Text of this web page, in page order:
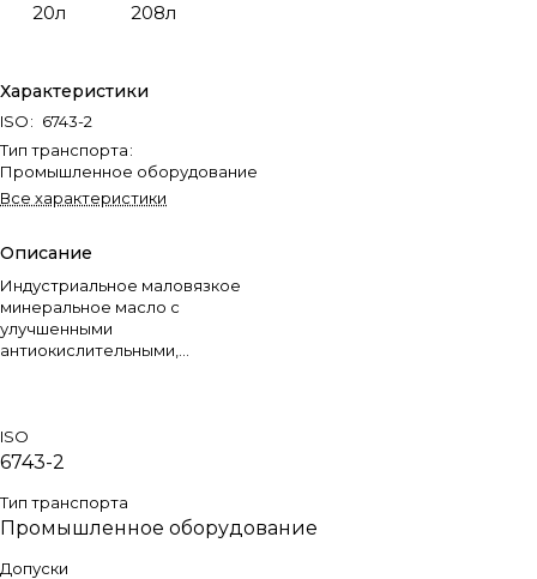
20л 208л
Характеристики
ISO: 6743-2
Тип транспорта:
Промышленное оборудование
Все характеристики
Описание
Индустриальное маловязкое
минеральное масло с
улучшенными
антиокислительными,
ISO
6743-2
Тип транспорта
Промышленное оборудование
Допуски